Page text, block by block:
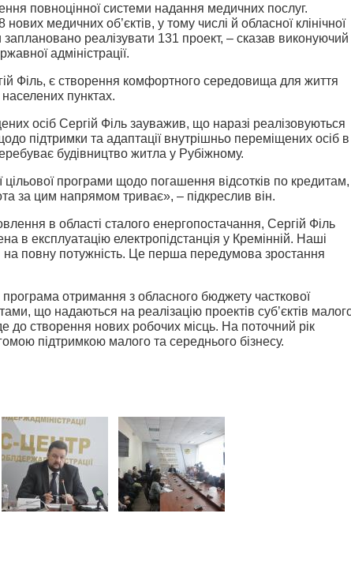
повноцінної системи надання медичних послуг.
медичних об’єктів, у тому числі й обласної клінічної
заплановано реалізувати 131 проект, – сказав виконуючий
адміністрації.
Філь, є створення комфортного середовища для життя
пунктах.
осіб Сергій Філь зауважив, що наразі реалізовуються
підтримки та адаптації внутрішньо переміщених осіб в
будівництво житла у Рубіжному.
програми щодо погашення відсотків по кредитам,
за цим напрямом триває», – підкреслив він.
в області сталого енергопостачання, Сергій Філь
в експлуатацію електропідстанція у Кремінній. Наші
повну потужність. Це перша передумова зростання
отримання з обласного бюджету часткової
що надаються на реалізацію проектів суб’єктів
до створення нових робочих місць. На поточний рік
підтримкою малого та середнього бізнесу.